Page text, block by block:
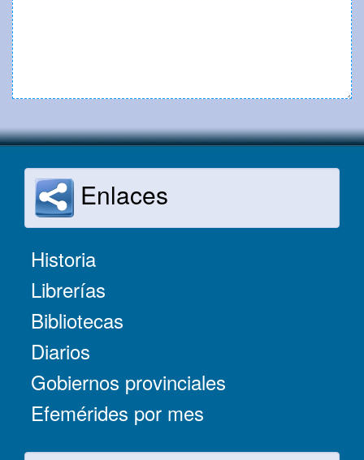
Enlaces
Historia
Librerías
Bibliotecas
Diarios
Gobiernos provinciales
Efemérides por mes